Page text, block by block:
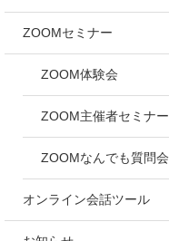
ZOOMセミナー
ZOOM体験会
ZOOM主催者セミナー
ZOOMなんでも質問会
オンライン会話ツール